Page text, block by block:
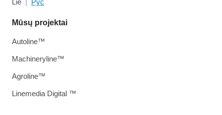
Mūsų projektai
Autoline™
Machineryline™
Agroline™
Linemedia Digital ™